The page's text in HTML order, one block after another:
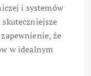
i systemów
że
w idealnym